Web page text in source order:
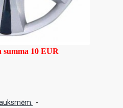
10 EUR
-